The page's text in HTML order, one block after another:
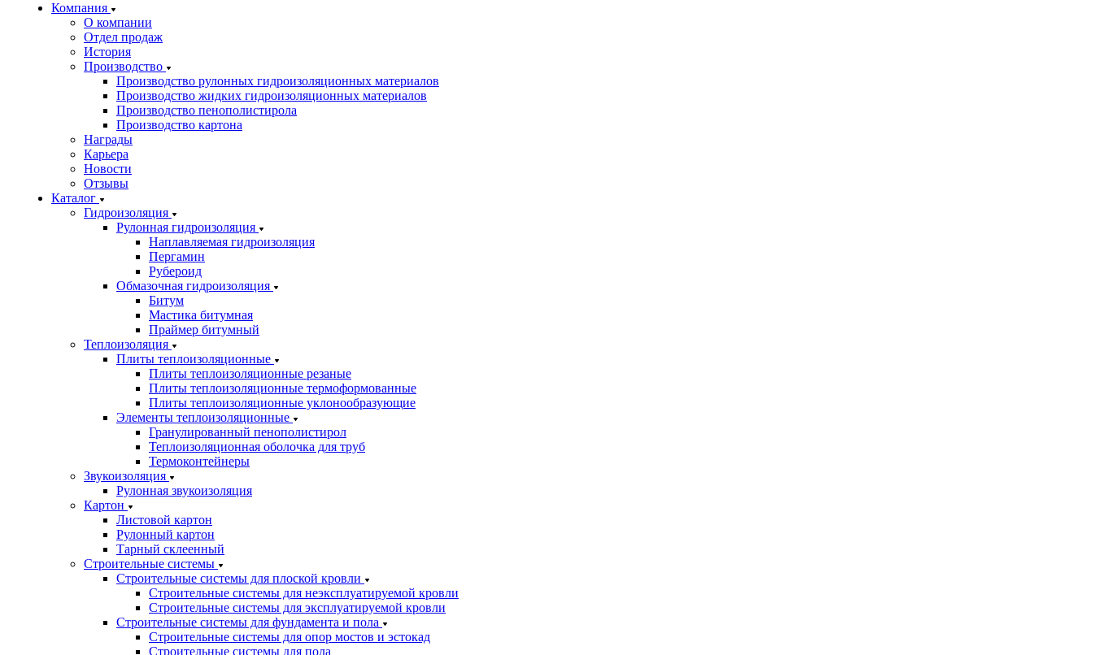
Компания
О компании
Отдел продаж
История
Производство
Производство рулонных гидроизоляционных материалов
Производство жидких гидроизоляционных материалов
Производство пенополистирола
Производство картона
Награды
Карьера
Новости
Отзывы
Каталог
Гидроизоляция
Рулонная гидроизоляция
Наплавляемая гидроизоляция
Пергамин
Рубероид
Обмазочная гидроизоляция
Битум
Мастика битумная
Праймер битумный
Теплоизоляция
Плиты теплоизоляционные
Плиты теплоизоляционные резаные
Плиты теплоизоляционные термоформованные
Плиты теплоизоляционные уклонообразующие
Элементы теплоизоляционные
Гранулированный пенополистирол
Теплоизоляционная оболочка для труб
Термоконтейнеры
Звукоизоляция
Рулонная звукоизоляция
Картон
Листовой картон
Рулонный картон
Тарный склеенный
Строительные системы
Строительные системы для плоской кровли
Строительные системы для неэксплуатируемой кровли
Строительные системы для эксплуатируемой кровли
Строительные системы для фундамента и пола
Строительные системы для опор мостов и эстокад
Строительные системы для пола